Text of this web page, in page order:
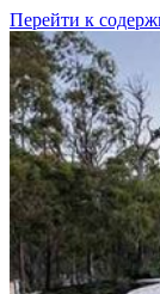
Перейти к